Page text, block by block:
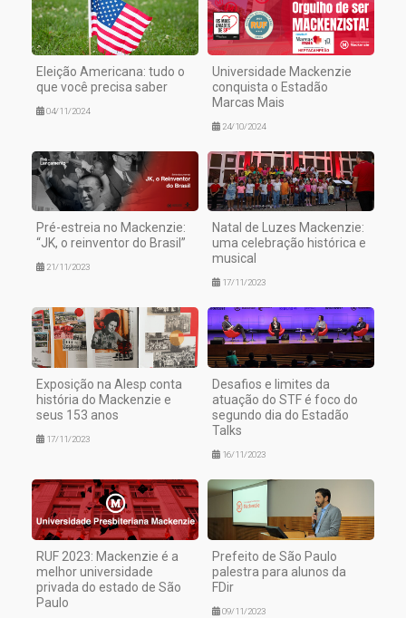
Eleição Americana: tudo o
que você precisa saber
04/11/2024
Universidade Mackenzie
conquista o Estadão
Marcas Mais
24/10/2024
Pré-estreia no Mackenzie:
“JK, o reinventor do Brasil”
21/11/2023
Natal de Luzes Mackenzie:
uma celebração histórica e
musical
17/11/2023
Exposição na Alesp conta
história do Mackenzie e
seus 153 anos
17/11/2023
Desafios e limites da
atuação do STF é foco do
segundo dia do Estadão
Talks
16/11/2023
RUF 2023: Mackenzie é a
melhor universidade
privada do estado de São
Paulo
Prefeito de São Paulo
palestra para alunos da
FDir
09/11/2023